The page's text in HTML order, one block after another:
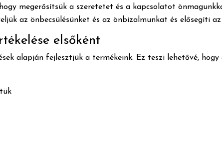
elsőként
alapján fejlesztjük a termékeink. Ez teszi lehetővé,
megerősítsük a szeretetet és a kapcsolatot
az önbecsülésünket és az önbizalmunkat és elősegíti